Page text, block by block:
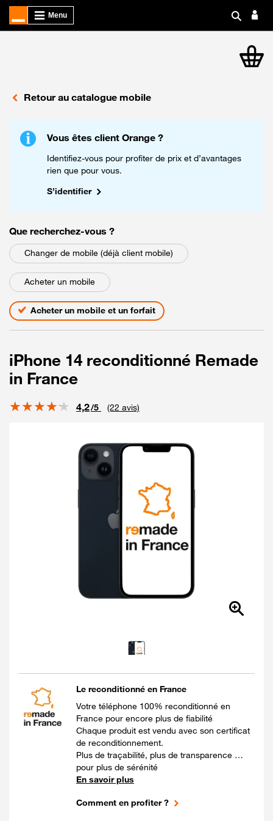
Retour au catalogue mobile
Vous êtes client Orange ?
Identifiez-vous pour profiter de prix et d’avantages
rien que pour vous.
S’identifier
Que recherchez-vous parmi les choix suivants
?
Changer de mobile (déjà client mobile)
Acheter un mobile
Acheter un mobile et un forfait
iPhone 14 reconditionné Remade
in France
Note
4,2/5 (22 avis)
Le reconditionné en France
Votre téléphone 100% reconditionné en
France pour encore plus de fiabilité
Chaque produit est vendu avec son certificat
de reconditionnement.
Plus de traçabilité, plus de transparence …
pour plus de sérénité
En savoir plus
Comment en profiter ?